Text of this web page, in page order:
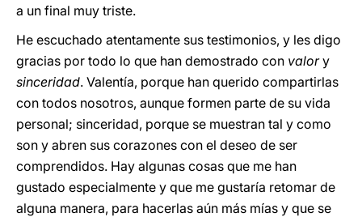
a un final muy triste.
He escuchado atentamente sus testimonios, y les digo
gracias por todo lo que han demostrado con valory
sinceridad. Valentía, porque han querido compartirlas
con todos nosotros, aunque formen parte de su vida
personal; sinceridad, porque se muestran tal y como
son y abren sus corazones con el deseo de ser
comprendidos. Hay algunas cosas que me han
gustado especialmente y que me gustaría retomar de
alguna manera, para hacerlas aún más mías y que se